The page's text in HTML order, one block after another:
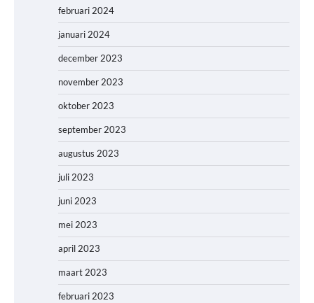
februari 2024
januari 2024
december 2023
november 2023
oktober 2023
september 2023
augustus 2023
juli 2023
juni 2023
mei 2023
april 2023
maart 2023
februari 2023